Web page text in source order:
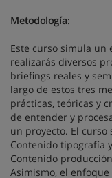
Metodología:
Este curso simula un
realizarás diversos
briefings reales y
largo de estos tres
prácticas, teóricas y
de entender y
un proyecto. El
Contenido tipografía
Contenido
Asimismo, el